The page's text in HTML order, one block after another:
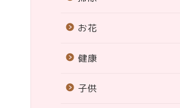
お花
健康
子供